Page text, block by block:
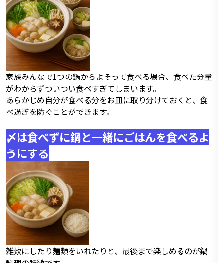
家族みんなで1つの鍋からよそって食べる場合、食べた分量
がわからずついつい食べすぎてしまいます。
あらかじめ自分が食べる分をお皿に取り分けておくと、食
べ過ぎを防ぐことができます。
〆は食べずに鍋と一緒にごはんを食べるよ
うにする
雑炊にしたり麺類をいれたりと、最後まで楽しめるのが鍋